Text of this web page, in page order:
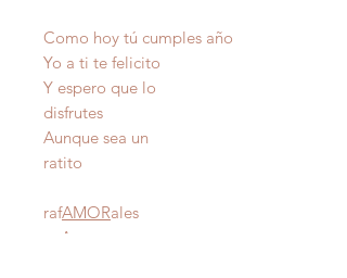
Como hoy tú cumples año
Yo a ti te felicito
Y espero que lo
disfrutes
Aunque sea un
ratito
rafAMORales
Autor